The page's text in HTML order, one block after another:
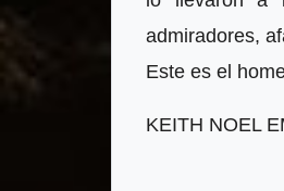
admiradores,
Este es el
KEITH NOEL